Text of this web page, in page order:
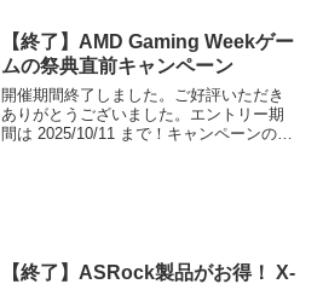
【終了】AMD Gaming Weekゲー
ムの祭典直前キャンペーン
開催期間終了しました。ご好評いただき
ありがとうございました。エントリー期
間は 2025/10/11 まで！キャンペーンのご
【終了】ASRock製品がお得！ X-